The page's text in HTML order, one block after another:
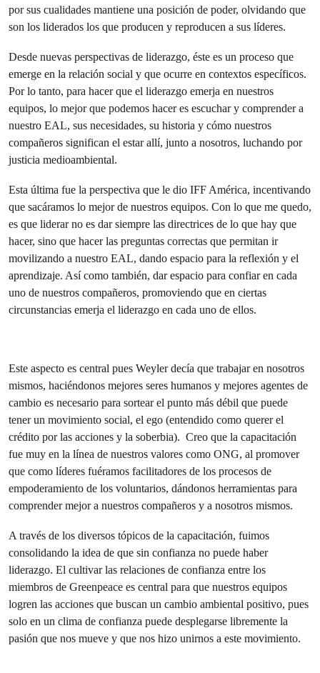
por sus cualidades mantiene una posición de poder, olvidando que
son los liderados los que producen y reproducen a sus líderes.
Desde nuevas perspectivas de liderazgo, éste es un proceso que
emerge en la relación social y que ocurre en contextos específicos.
Por lo tanto, para hacer que el liderazgo emerja en nuestros
equipos, lo mejor que podemos hacer es escuchar y comprender a
nuestro EAL, sus necesidades, su historia y cómo nuestros
compañeros significan el estar allí, junto a nosotros, luchando por
justicia medioambiental.
Esta última fue la perspectiva que le dio IFF América, incentivando
que sacáramos lo mejor de nuestros equipos. Con lo que me quedo,
es que liderar no es dar siempre las directrices de lo que hay que
hacer, sino que hacer las preguntas correctas que permitan ir
movilizando a nuestro EAL, dando espacio para la reflexión y el
aprendizaje. Así como también, dar espacio para confiar en cada
uno de nuestros compañeros, promoviendo que en ciertas
circunstancias emerja el liderazgo en cada uno de ellos.
Este aspecto es central pues Weyler decía que trabajar en nosotros
mismos, haciéndonos mejores seres humanos y mejores agentes de
cambio es necesario para sortear el punto más débil que puede
tener un movimiento social, el ego (entendido como querer el
crédito por las acciones y la soberbia). Creo que la capacitación
fue muy en la línea de nuestros valores como ONG, al promover
que como líderes fuéramos facilitadores de los procesos de
empoderamiento de los voluntarios, dándonos herramientas para
comprender mejor a nuestros compañeros y a nosotros mismos.
A través de los diversos tópicos de la capacitación, fuimos
consolidando la idea de que sin confianza no puede haber
liderazgo. El cultivar las relaciones de confianza entre los
miembros de Greenpeace es central para que nuestros equipos
logren las acciones que buscan un cambio ambiental positivo, pues
solo en un clima de confianza puede desplegarse libremente la
pasión que nos mueve y que nos hizo unirnos a este movimiento.